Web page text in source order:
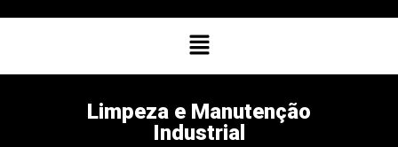
Limpeza e Manutenção
Industrial